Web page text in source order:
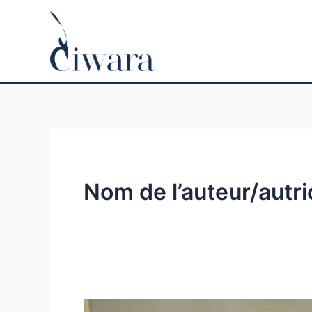
Nom de l’auteur/
La